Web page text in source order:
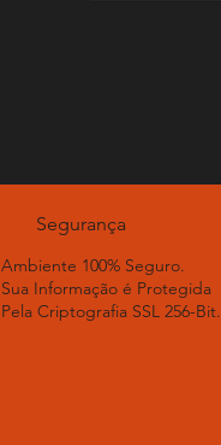
Segurança
Ambiente 100% Seguro.
Sua Informação é Protegida
Pela Criptografia SSL 256-Bit.